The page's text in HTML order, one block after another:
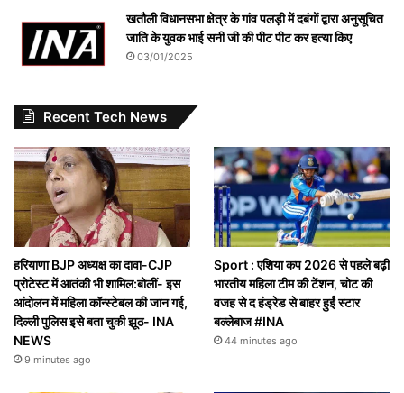
खतौली विधानसभा क्षेत्र के गांव पलड़ी में दबंगों द्वारा अनुसूचित
जाति के युवक भाई सनी जी की पीट पीट कर हत्या किए
03/01/2025
Recent Tech News
हरियाणा BJP अध्यक्ष का दावा-CJP
प्रोटेस्ट में आतंकी भी शामिल:बोलीं- इस
आंदोलन में महिला कॉन्स्टेबल की जान गई,
दिल्ली पुलिस इसे बता चुकी झूठ- INA
NEWS
9 minutes ago
Sport : एशिया कप 2026 से पहले बढ़ी
भारतीय महिला टीम की टेंशन, चोट की
वजह से द हंड्रेड से बाहर हुईं स्टार
बल्लेबाज #INA
44 minutes ago